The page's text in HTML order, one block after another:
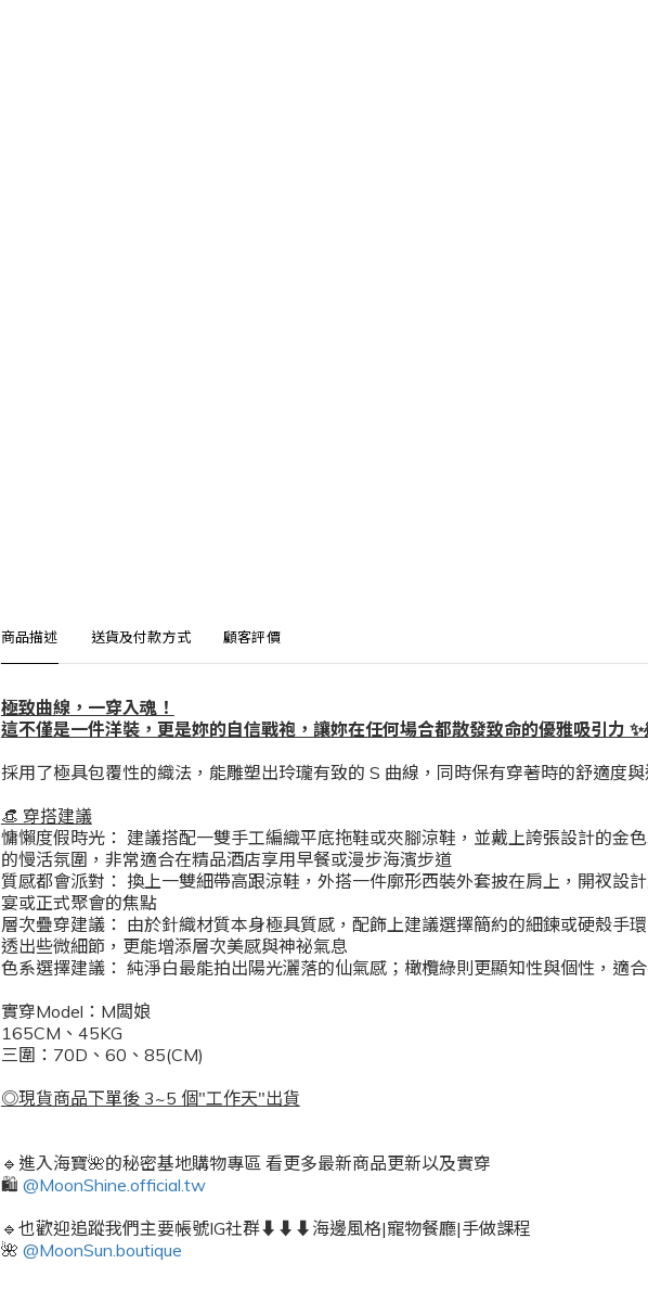
商品描述 送貨及付款方式 顧客評價
極致曲線，一穿入魂！
這不僅是一件洋裝，更是妳的自信戰袍，讓妳在任何場合都散發致命的優雅吸引力
採用了極具包覆性的織法，能雕塑出玲瓏有致的 S 曲線，同時保有穿著時的舒適度
​​👒 穿搭建議
慵懶度假時光： 建議搭配一雙手工編織平底拖鞋或夾腳涼鞋，並戴上誇張設計的金
的慢活氛圍，非常適合在精品酒店享用早餐或漫步海濱步道
質感都會派對： 換上一雙細帶高跟涼鞋，外搭一件廓形西裝外套披在肩上，開衩設
宴或正式聚會的焦點
層次疊穿建議： 由於針織材質本身極具質感，配飾上建議選擇簡約的細鍊或硬殼手
透出些微細節，更能增添層次美感與神祕氣息
色系選擇建議： 純淨白最能拍出陽光灑落的仙氣感；橄欖綠則更顯知性與個性，適
實穿Model：M闆娘
165CM、45KG
三圍：70D、60、85(CM)
◎現貨商品下單後 3~5 個"工作天"出貨
🔹進入海寶🌺的秘密基地購物專區 看更多最新商品更新以及實穿
🛍️ @MoonShine.official.tw
🔹也歡迎追蹤我們主要帳號IG社群⬇️⬇️⬇️海邊風格|寵物餐廳|手做課程
🌺 @MoonSun.boutique